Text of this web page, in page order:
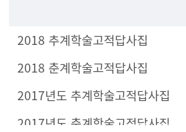
2018 추계학술고적답사집
2018 춘계학술고적답사집
2017년도 추계학술고적답사집
2017년도 춘계학술고적답사집